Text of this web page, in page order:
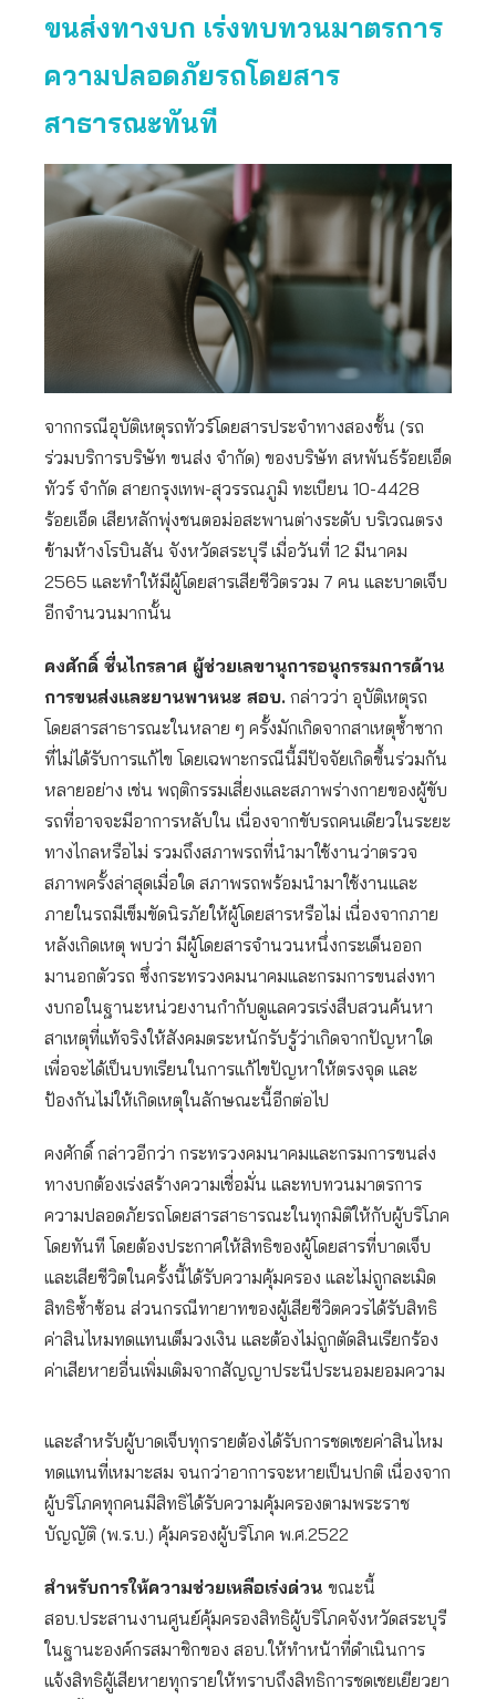
ขนส่งทางบก เร่งทบทวนมาตรการ
ความปลอดภัยรถโดยสาร
สาธารณะทันที
จากกรณีอุบัติเหตุรถทัวร์โดยสารประจำทางสองชั้น (รถ
ร่วมบริการบริษัท ขนส่ง จำกัด) ของบริษัท สหพันธ์ร้อยเอ็ด
ทัวร์ จำกัด สายกรุงเทพ-สุวรรณภูมิ ทะเบียน 10-4428
ร้อยเอ็ด เสียหลักพุ่งชนตอม่อสะพานต่างระดับ บริเวณตรง
ข้ามห้างโรบินสัน จังหวัดสระบุรี เมื่อวันที่ 12 มีนาคม
2565 และทำให้มีผู้โดยสารเสียชีวิตรวม 7 คน และบาดเจ็บ
อีกจำนวนมากนั้น
คงศักดิ์ ชื่นไกรลาศ ผู้ช่วยเลขานุการอนุกรรมการด้าน
การขนส่งและยานพาหนะ สอบ. กล่าวว่า อุบัติเหตุรถ
โดยสารสาธารณะในหลาย ๆ ครั้งมักเกิดจากสาเหตุซ้ำซาก
ที่ไม่ได้รับการแก้ไข โดยเฉพาะกรณีนี้มีปัจจัยเกิดขึ้นร่วมกัน
หลายอย่าง เช่น พฤติกรรมเสี่ยงและสภาพร่างกายของผู้ขับ
รถที่อาจจะมีอาการหลับใน เนื่องจากขับรถคนเดียวในระยะ
ทางไกลหรือไม่ รวมถึงสภาพรถที่นำมาใช้งานว่าตรวจ
สภาพครั้งล่าสุดเมื่อใด สภาพรถพร้อมนำมาใช้งานและ
ภายในรถมีเข็มขัดนิรภัยให้ผู้โดยสารหรือไม่ เนื่องจากภาย
หลังเกิดเหตุ พบว่า มีผู้โดยสารจำนวนหนึ่งกระเด็นออก
มานอกตัวรถ ซึ่งกระทรวงคมนาคมและกรมการขนส่งทา
งบกอในฐานะหน่วยงานกำกับดูแลควรเร่งสืบสวนค้นหา
สาเหตุที่แท้จริงให้สังคมตระหนักรับรู้ว่าเกิดจากปัญหาใด
เพื่อจะได้เป็นบทเรียนในการแก้ไขปัญหาให้ตรงจุด และ
ป้องกันไม่ให้เกิดเหตุในลักษณะนี้อีกต่อไป
คงศักดิ์ กล่าวอีกว่า กระทรวงคมนาคมและกรมการขนส่ง
ทางบกต้องเร่งสร้างความเชื่อมั่น และทบทวนมาตรการ
ความปลอดภัยรถโดยสารสาธารณะในทุกมิติให้กับผู้บริโภค
โดยทันที โดยต้องประกาศให้สิทธิของผู้โดยสารที่บาดเจ็บ
และเสียชีวิตในครั้งนี้ได้รับความคุ้มครอง และไม่ถูกละเมิด
สิทธิซ้ำซ้อน ส่วนกรณีทายาทของผู้เสียชีวิตควรได้รับสิทธิ
ค่าสินไหมทดแทนเต็มวงเงิน และต้องไม่ถูกตัดสินเรียกร้อง
ค่าเสียหายอื่นเพิ่มเติมจากสัญญาประนีประนอมยอมความ
และสำหรับผู้บาดเจ็บทุกรายต้องได้รับการชดเชยค่าสินไหม
ทดแทนที่เหมาะสม จนกว่าอาการจะหายเป็นปกติ เนื่องจาก
ผู้บริโภคทุกคนมีสิทธิได้รับความคุ้มครองตามพระราช
บัญญัติ (พ.ร.บ.) คุ้มครองผู้บริโภค พ.ศ.2522
สำหรับการให้ความช่วยเหลือเร่งด่วน ขณะนี้
สอบ.ประสานงานศูนย์คุ้มครองสิทธิผู้บริโภคจังหวัดสระบุรี
ในฐานะองค์กรสมาชิกของ สอบ.ให้ทำหน้าที่ดำเนินการ
แจ้งสิทธิผู้เสียหายทุกรายให้ทราบถึงสิทธิการชดเชยเยียวยา